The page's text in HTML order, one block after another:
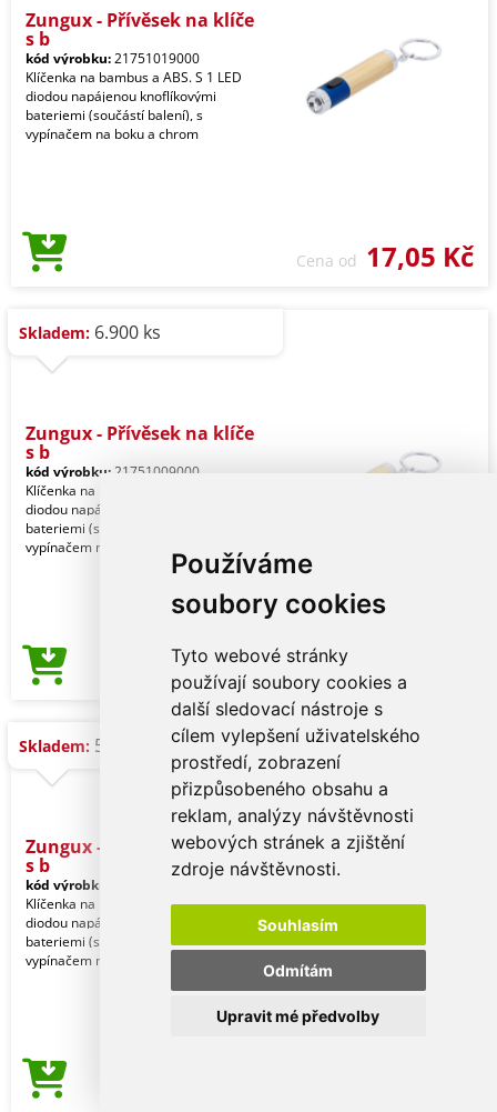
Používáme
soubory cookies
Tyto webové stránky
používají soubory cookies a
další sledovací nástroje s
cílem vylepšení uživatelského
prostředí, zobrazení
přizpůsobeného obsahu a
reklam, analýzy návštěvnosti
webových stránek a zjištění
zdroje návštěvnosti.
Souhlasím
Odmítám
Upravit mé předvolby
Zungux - Přívěsek na klíče
s b
kód výrobku:21751019000
Klíčenka na bambus a ABS. S 1 LED
diodou napájenou knoflíkovými
bateriemi (součástí balení), s
vypínačem na boku a chrom
Cena od 17,05 Kč
Skladem: 6.900 ks
Zungux - Přívěsek na klíče
s b
kód výrobku: 21751009000
Klíčenka na bambus a ABS. S 1 LED
diodou napájenou knoflíkovými
bateriemi (součástí balení), s
vypínačem na boku a chrom
Cena od17,05 Kč
Skladem: 5.300 ks
Zungux - Přívěsek na klíče
s b
kód výrobku:
Klíčenka na bambus a ABS. S 1 LED
diodou napájenou knoflíkovými
bateriemi (součástí balení), s
vypínačem na boku a chrom